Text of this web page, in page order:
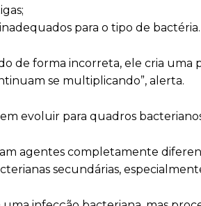
para o tipo de bactéria.
de forma incorreta, ele cria uma
se multiplicando”, alerta.
evoluir para quadros
agentes completamente
secundárias,